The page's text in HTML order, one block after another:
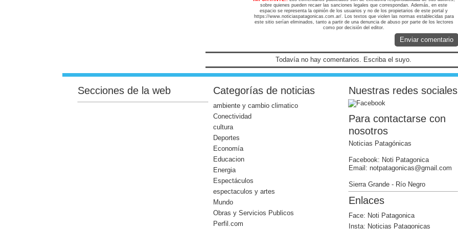
sobre quienes pueden recaer las sanciones legales que correspondan. Además, en este
espacio se representa la opinión de los usuarios y no de los propietarios de este portal y
https://www.noticiaspatagonicas.com.ar/. Los textos que violen las normas establecidas para
este sitio serían eliminados, tanto a partir de una denuncia de abuso por parte de los lectores
como por decisión del editor.
Enviar comentario
Todavía no hay comentarios. Escriba el suyo.
Secciones de la web Categorías de noticias
ambiente y cambio climatico
Conectividad
cultura
Deportes
Economía
Educacion
Energia
Espectáculos
espectaculos y artes
Mundo
Obras y Servicios Publicos
Perfil.com
Nuestras redes sociales
Para contactarse con
nosotros
Noticias Patagónicas
Facebook: Noti Patagonica
Email: notpatagonicas@gmail.com
Sierra Grande - Río Negro
Enlaces
Face: Noti Patagonica
Insta: Noticias Patagonicas